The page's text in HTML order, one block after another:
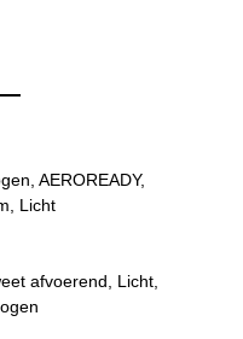
AEROREADY,
Licht
afvoerend, Licht,